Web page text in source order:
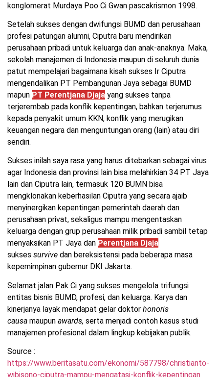
konglomerat Murdaya Poo Ci Gwan pascakrismon 1998.
Setelah sukses dengan dwifungsi BUMD dan perusahaan
profesi patungan alumni, Ciputra baru mendirikan
perusahaan pribadi untuk keluarga dan anak-anaknya. Maka,
sekolah manajemen di Indonesia maupun di seluruh dunia
patut mempelajari bagaimana kisah sukses Ir Ciputra
mengendalikan PT Pembangunan Jaya sebagai BUMD
mapun PT Perentjana Djaja yang sukses tanpa
terjerembab pada konflik kepentingan, bahkan terjerumus
kepada penyakit umum KKN, konflik yang merugikan
keuangan negara dan menguntungan orang (lain) atau diri
sendiri.
Sukses inilah saya rasa yang harus ditebarkan sebagai virus
agar Indonesia dan provinsi lain bisa melahirkian 34 PT Jaya
lain dan Ciputra lain, termasuk 120 BUMN bisa
mengklonakan keberhasilan Ciputra yang secara ajaib
menyinergikan kepentingan pemerintah daerah dan
perusahaan privat, sekaligus mampu mengentaskan
keluarga dengan grup perusahaan milik pribadi sambil tetap
menyaksikan PT Jaya dan Perentjana Djaja
sukses survive dan bereksistensi pada beberapa masa
kepemimpinan gubernur DKI Jakarta.
Selamat jalan Pak Ci yang sukses mengelola trifungsi
entitas bisnis BUMD, profesi, dan keluarga. Karya dan
kinerjanya layak mendapat gelar doktor honoris
causa maupun awards, serta menjadi contoh kasus studi
manajemen profesional dalam lingkup kebijakan publik.
Source :
https://www.beritasatu.com/ekonomi/587798/christianto-
wibisono-ciputra-mampu-mengatasi-konflik-kepentingan